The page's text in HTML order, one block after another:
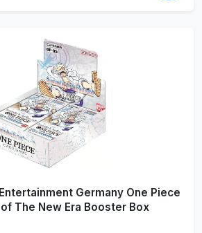
Germany One Piece
The New Era Booster Box